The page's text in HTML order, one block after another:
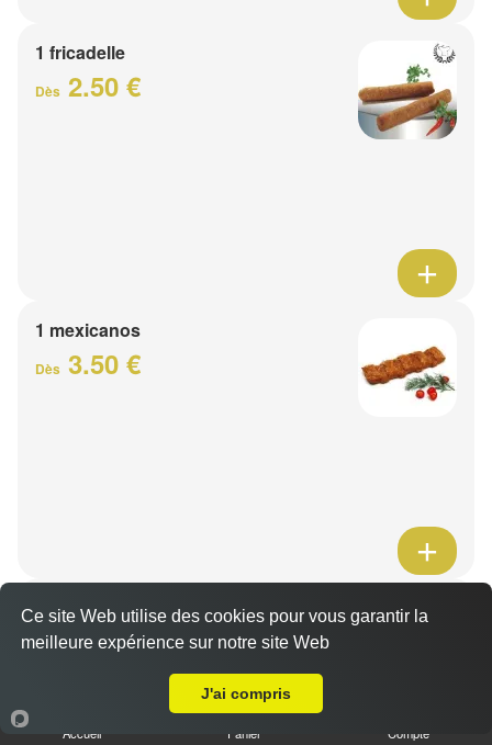
1 fricadelle
Dès 2.50 €
1 mexicanos
Dès 3.50 €
Barquette de viande
Dès7.50 €
1 viande au choix
Accueil Panier Compte
Ce site Web utilise des cookies pour vous garantir la
meilleure expérience sur notre site Web
J'ai compris